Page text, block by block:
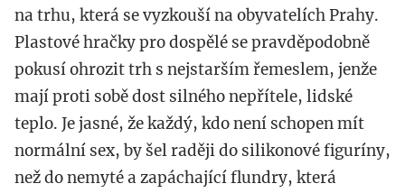
na trhu, která se vyzkouší na obyvatelích Prahy.
Plastové hračky pro dospělé se pravděpodobně
pokusí ohrozit trh s nejstarším řemeslem, jenže
mají proti sobě dost silného nepřítele, lidské
teplo. Je jasné, že každý, kdo není schopen mít
normální sex, by šel raději do silikonové figuríny,
než do nemyté a zapáchající flundry, která